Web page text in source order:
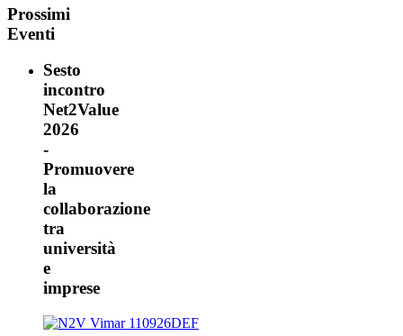
Prossimi
Eventi
Sesto
incontro
Net2Value
2026
-
Promuovere
la
collaborazione
tra
università
e
imprese